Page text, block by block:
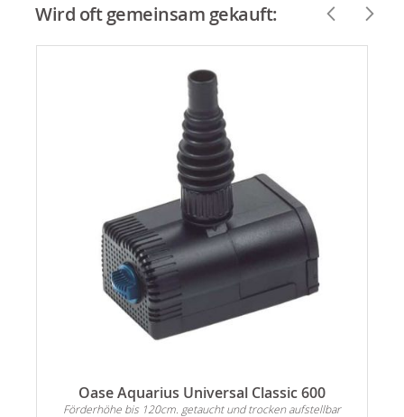
Wird oft gemeinsam gekauft:
Oase Aquarius Universal Classic 600
Förderhöhe bis 120cm. getaucht und trocken aufstellbar